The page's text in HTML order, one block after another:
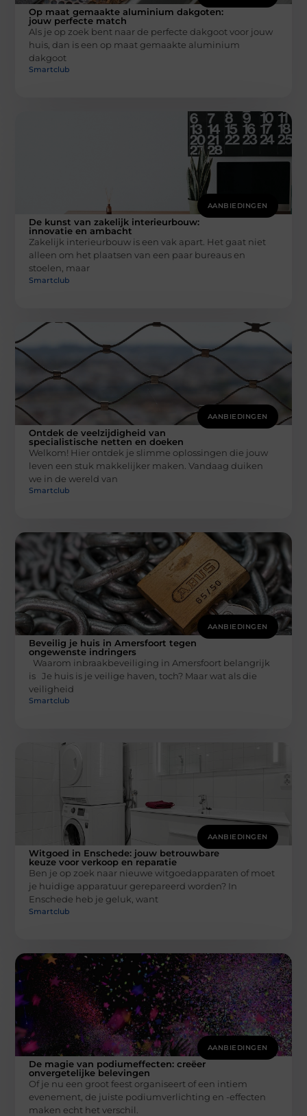
Op maat gemaakte aluminium dakgoten:
jouw perfecte match
Als je op zoek bent naar de perfecte dakgoot voor jouw
huis, dan is een op maat gemaakte aluminium
dakgoot
Smartclub
AANBIEDINGEN
De kunst van zakelijk interieurbouw:
innovatie en ambacht
Zakelijk interieurbouw is een vak apart. Het gaat niet
alleen om het plaatsen van een paar bureaus en
stoelen, maar
Smartclub
AANBIEDINGEN
Ontdek de veelzijdigheid van
specialistische netten en doeken
Welkom! Hier ontdek je slimme oplossingen die jouw
leven een stuk makkelijker maken. Vandaag duiken
we in de wereld van
Smartclub
AANBIEDINGEN
Beveilig je huis in Amersfoort tegen
ongewenste indringers
Waarom inbraakbeveiliging in Amersfoort belangrijk
is Je huis is je veilige haven, toch? Maar wat als die
veiligheid
Smartclub
AANBIEDINGEN
Witgoed in Enschede: jouw betrouwbare
keuze voor verkoop en reparatie
Ben je op zoek naar nieuwe witgoedapparaten of moet
je huidige apparatuur gerepareerd worden? In
Enschede heb je geluk, want
Smartclub
AANBIEDINGEN
De magie van podiumeffecten: creëer
onvergetelijke belevingen
Of je nu een groot feest organiseert of een intiem
evenement, de juiste podiumverlichting en -effecten
maken echt het verschil.